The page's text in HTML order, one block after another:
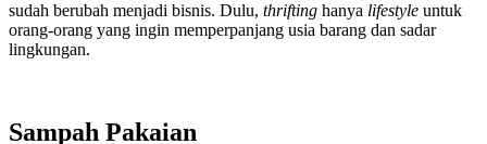
sudah berubah menjadi bisnis. Dulu, thrifting hanya lifestyle untuk
orang-orang yang ingin memperpanjang usia barang dan sadar
lingkungan.
Sampah Pakaian